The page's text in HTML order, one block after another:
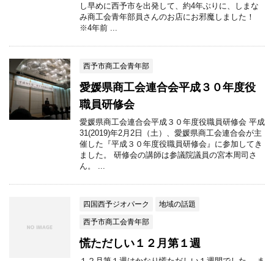
し早めに西予市を出発して、約4年ぶりに、しまな
み商工会青年部員さんのお店にお邪魔しました！
※4年前 ...
西予市商工会青年部
愛媛県商工会連合会平成３０年度役
職員研修会
愛媛県商工会連合会平成３０年度役職員研修会 平成
31(2019)年2月2日（土）、愛媛県商工会連合会が主
催した『平成３０年度役職員研修会』に参加してき
ました。 研修会の講師は参議院議員の宮本周司さ
ん。 ...
四国西予ジオパーク
地域の話題
西予市商工会青年部
慌ただしい１２月第１週